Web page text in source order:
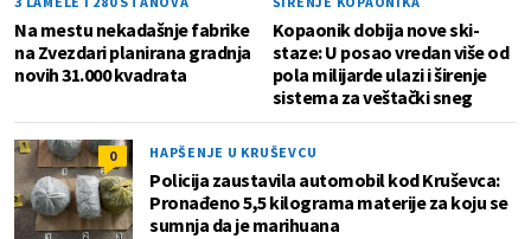
Na mestu nekadašnje fabrike
na Zvezdari planirana gradnja
novih 31.000 kvadrata
Kopaonik dobija nove ski-
staze: U posao vredan više od
pola milijarde ulazi i širenje
sistema za veštački sneg
0 HAPŠENJE U KRUŠEVCU
Policija zaustavila automobil kod Kruševca:
Pronađeno 5,5 kilograma materije za koju se
sumnja da je marihuana